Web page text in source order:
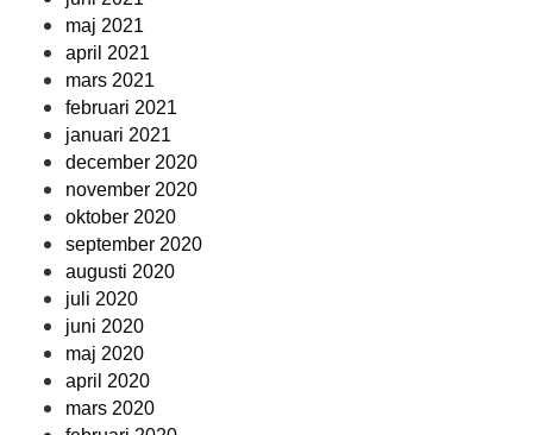
maj 2021
april 2021
mars 2021
februari 2021
januari 2021
december 2020
november 2020
oktober 2020
september 2020
augusti 2020
juli 2020
juni 2020
maj 2020
april 2020
mars 2020